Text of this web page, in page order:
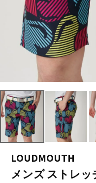
LOUDMOUTH
メンズ ストレ